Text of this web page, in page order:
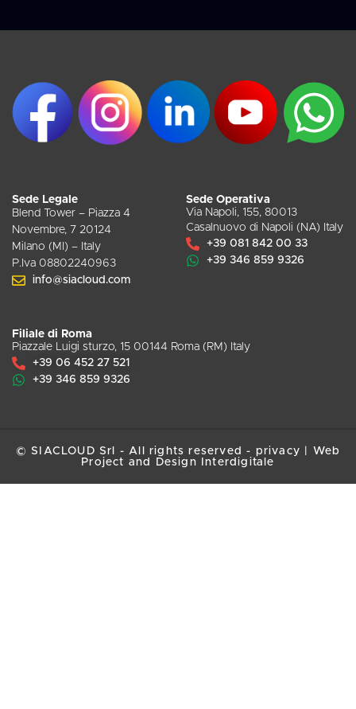
Sede Legale
Blend Tower – Piazza 4
Novembre, 7 20124
Milano (MI) – Italy
P.Iva 08802240963
info@siacloud.com
Sede Operativa
Via Napoli, 155, 80013
Casalnuovo di Napoli (NA) Italy
+39 081 842 00 33
+39 346 859 9326
Filiale di Roma
Piazzale Luigi sturzo, 15 00144 Roma (RM) Italy
+39 06 452 27 521
+39 346 859 9326
© SIACLOUD Srl - All rights reserved - privacy
Web
Project and Design Interdigitale